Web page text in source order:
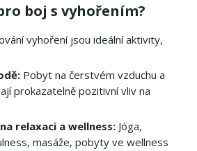
boj s vyhořením?
vyhoření jsou ideální aktivity,
Pobyt na čerstvém vzduchu a
prokazatelně pozitivní vliv na
relaxaci a wellness: Jóga,
masáže, pobyty ve wellness